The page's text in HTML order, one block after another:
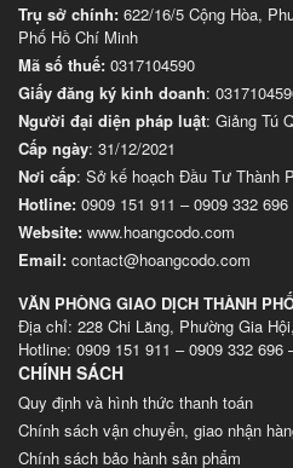
Trụ sở chính: 622/16/5 Cộng Hòa,
Phố Hồ Chí Minh
Mã số thuế: 0317104590
Giấy đăng ký kinh doanh:
Người đại diện pháp luật: Giảng Tú
Cấp ngày: 31/12/2021
Nơi cấp: Sở kế hoạch Đầu Tư Thành
Hotline: 0909 151 911 –0909 332 696
Website: www.hoangcodo.com
Email: contact@hoangcodo.com
VĂN PHÒNG GIAO DỊCH THÀNH
Địa chỉ: 228 Chi Lăng, Phường Gia
Hotline: 0909 151 911 – 0909 332 696
CHÍNH SÁCH
Quy định và hình thức thanh toán
Chính sách vận chuyển, giao nhận
Chính sách bảo hành sản phẩm